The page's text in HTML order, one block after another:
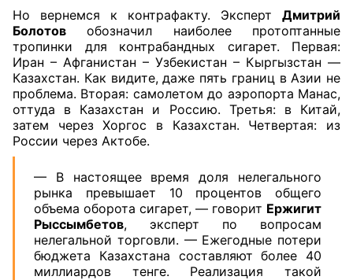
Но вернемся к контрафакту. Эксперт Дмитрий
Болотов обозначил наиболее протоптанные
тропинки для контрабандных сигарет. Первая:
Иран – Афганистан – Узбекистан – Кыргызстан —
Казахстан. Как видите, даже пять границ в Азии не
проблема. Вторая: самолетом до аэропорта Манас,
оттуда в Казахстан и Россию. Третья: в Китай,
затем через Хоргос в Казахстан. Четвертая: из
России через Актобе.
— В настоящее время доля нелегального
рынка превышает 10 процентов общего
объема оборота сигарет, — говорит Ержигит
Рыссымбетов, эксперт по вопросам
нелегальной торговли. — Ежегодные потери
бюджета Казахстана составляют более 40
миллиардов тенге. Реализация такой